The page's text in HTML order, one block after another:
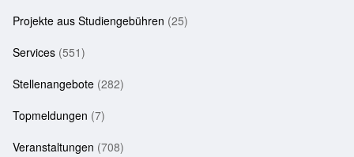
Projekte aus Studiengebühren (25)
Services (551)
Stellenangebote (282)
Topmeldungen (7)
Veranstaltungen (708)